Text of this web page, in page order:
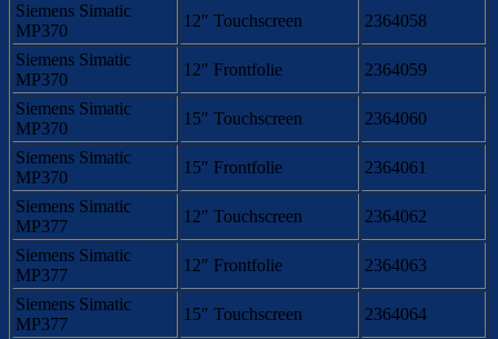
Siemens Simatic
MP370
12″ Touchscreen 2364058
Siemens Simatic
MP370
12″ Frontfolie 2364059
Siemens Simatic
MP370
15″ Touchscreen 2364060
Siemens Simatic
MP370
15″ Frontfolie 2364061
Siemens Simatic
MP377
12″ Touchscreen 2364062
Siemens Simatic
MP377
12″ Frontfolie 2364063
Siemens Simatic
MP377
15″ Touchscreen 2364064